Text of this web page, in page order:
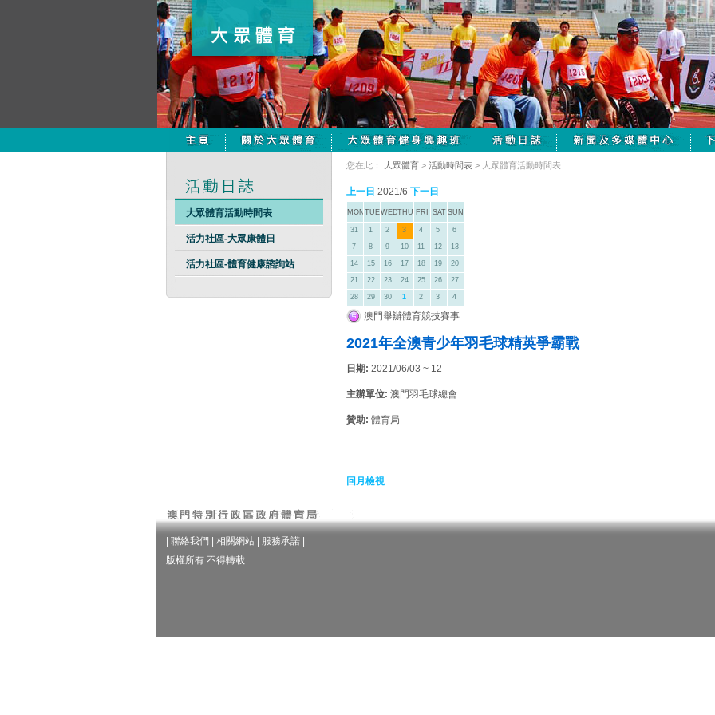
大眾體育活動時間表
活力社區-大眾康體日
活力社區-體育健康諮詢站
您在此： 大眾體育 > 活動時間表 > 大眾體育活動時間表
上一日 2021/6 下一日
MON TUEWEDTHU FRI SAT SUN
31 1 2 3 4 5 6
7 8 9 10 11 12 13
14 15 16 17 18 19 20
21 22 23 24 25 26 27
28 29 30 1 2 3 4
澳門舉辦體育競技賽事
2021年全澳青少年羽毛球精英爭霸戰
日期: 2021/06/03 ~ 12
主辦單位: 澳門羽毛球總會
贊助: 體育局
回月檢視
聯絡我們 相關網站 服務承諾
版權所有 不得轉載